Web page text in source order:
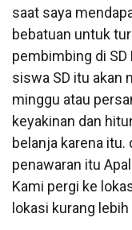
saat saya
bebatuan untuk
pembimbing di
siswa SD itu akan
minggu atau
keyakinan dan
belanja karena itu.
penawaran itu
Kami pergi ke
lokasi kurang lebih